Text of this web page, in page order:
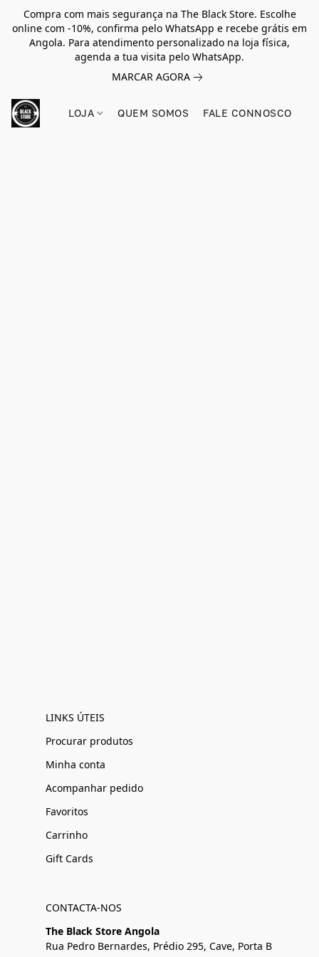
Compra com mais segurança na The Black Store. Escolhe
online com -10%, confirma pelo WhatsApp e recebe grátis em
Angola. Para atendimento personalizado na loja física,
agenda a tua visita pelo WhatsApp.
MARCAR AGORA
LOJA QUEM SOMOS FALE CONNOSCO
LINKS ÚTEIS
Procurar produtos
Minha conta
Acompanhar pedido
Favoritos
Carrinho
Gift Cards
CONTACTA-NOS
The Black Store Angola
Rua Pedro Bernardes, Prédio 295, Cave, Porta B